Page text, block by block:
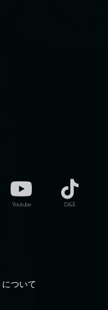
Youtube D&E
について